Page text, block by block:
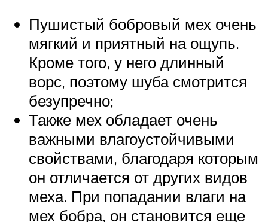
Пушистый бобровый мех очень
мягкий и приятный на ощупь.
Кроме того, у него длинный
ворс, поэтому шуба смотрится
безупречно;
Также мех обладает очень
важными влагоустойчивыми
свойствами, благодаря которым
он отличается от других видов
меха. При попадании влаги на
мех бобра, он становится еще